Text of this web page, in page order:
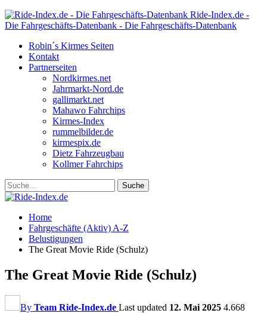
Ride-Index.de -
Die Fahrgeschäfts-Datenbank - Die Fahrgeschäfts-Datenbank
Robin´s Kirmes Seiten
Kontakt
Partnerseiten
Nordkirmes.net
Jahrmarkt-Nord.de
gallimarkt.net
Mahawo Fahrchips
Kirmes-Index
rummelbilder.de
kirmespix.de
Dietz Fahrzeugbau
Kollmer Fahrchips
Home
Fahrgeschäfte (Aktiv) A-Z
Belustigungen
The Great Movie Ride (Schulz)
The Great Movie Ride (Schulz)
By Team Ride-Index.de Last updated 12. Mai 2025 4.668